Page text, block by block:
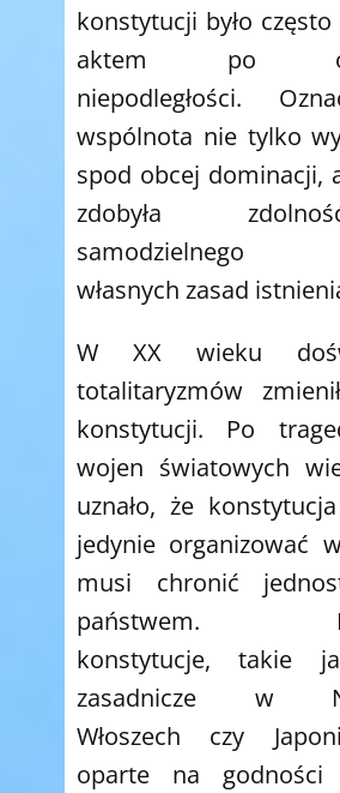
konstytucji było
aktem po
niepodległości.
wspólnota nie tylko
spod obcej dominacji,
zdobyła
samodzielnego
własnych zasad
W XX wieku
totalitaryzmów
konstytucji. Po
wojen światowych
uznało, że
jedynie organizować
musi chronić
państwem.
konstytucje, takie
zasadnicze w
Włoszech czy
oparte na godności